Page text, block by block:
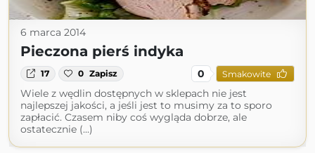
6 marca 2014
Pieczona pierś indyka
17 0 Zapisz 0 Smakowite
Wiele z wędlin dostępnych w sklepach nie jest
najlepszej jakości, a jeśli jest to musimy za to sporo
zapłacić. Czasem niby coś wygląda dobrze, ale
ostatecznie (...)